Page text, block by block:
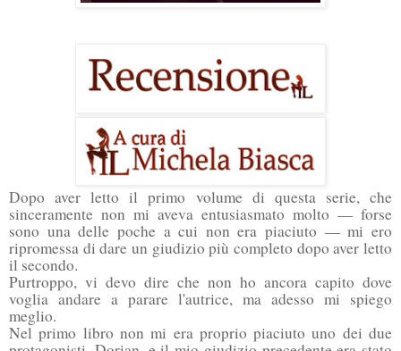
Dopo aver letto il primo volume di questa serie, che
sinceramente non mi aveva entusiasmato molto — forse
sono una delle poche a cui non era piaciuto — mi ero
ripromessa di dare un giudizio più completo dopo aver letto
il secondo.
Purtroppo, vi devo dire che non ho ancora capito dove
voglia andare a parare l'autrice, ma adesso mi spiego
meglio.
Nel primo libro non mi era proprio piaciuto uno dei due